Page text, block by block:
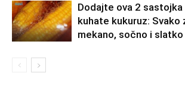
Dodajte ova 2 sastojka
kuhate kukuruz: Svako
mekano, sočno i slatko